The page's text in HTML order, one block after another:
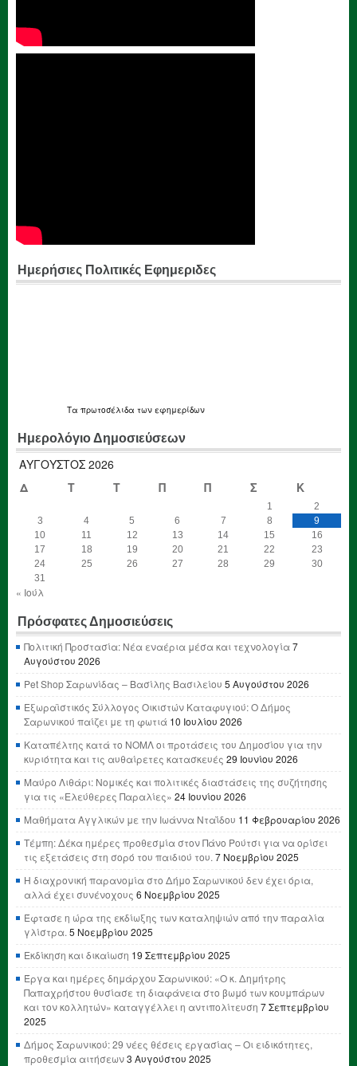
Ημερήσιες Πολιτικές Εφημεριδες
Τα πρωτοσέλιδα των εφημερίδων
Ημερολόγιο Δημοσιεύσεων
ΑΎΓΟΥΣΤΟΣ 2026
Δ
Τ Τ Π Π Σ Κ
1
2
3
4 5 6 7 8
9
10
11 12 13 14 15
16
17
18 19 20 21 22
23
24
25 26 27 28 29
30
31
« Ιούλ
Πρόσφατες Δημοσιεύσεις
Πολιτική Προστασία: Νέα εναέρια μέσα και τεχνολογία7
Αυγούστου 2026
Pet Shop Σαρωνίδας – Βασίλης Βασιλείου 5 Αυγούστου 2026
Εξωραϊστικός Σύλλογος Οικιστών Καταφυγιού: Ο Δήμος
Σαρωνικού παίζει με τη φωτιά 10 Ιουλίου 2026
Καταπέλτης κατά το ΝΟΜΛ οι προτάσεις του Δημοσίου για την
κυριότητα και τις αυθαίρετες κατασκευές 29 Ιουνίου 2026
Μαύρο Λιθάρι: Νομικές και πολιτικές διαστάσεις της συζήτησης
για τις «Ελεύθερες Παραλίες» 24 Ιουνίου 2026
Μαθήματα Αγγλικών με την Ιωάννα Νταΐδου 11 Φεβρουαρίου 2026
Τέμπη: Δέκα ημέρες προθεσμία στον Πάνο Ρούτσι για να ορίσει
τις εξετάσεις στη σορό του παιδιού του. 7 Νοεμβρίου 2025
Η διαχρονική παρανομία στο Δήμο Σαρωνικού δεν έχει όρια,
αλλά έχει συνένοχους 6 Νοεμβρίου 2025
Έφτασε η ώρα της εκδίωξης των καταληψιών από την παραλία
γλίστρα. 5 Νοεμβρίου 2025
Εκδίκηση και δικαίωση 19 Σεπτεμβρίου 2025
Έργα και ημέρες δημάρχου Σαρωνικού: «Ο κ. Δημήτρης
Παπαχρήστου θυσίασε τη διαφάνεια στο βωμό των κουμπάρων
και τον κολλητών» καταγγέλλει η αντιπολίτευση 7 Σεπτεμβρίου
2025
Δήμος Σαρωνικού: 29 νέες θέσεις εργασίας – Οι ειδικότητες,
προθεσμία αιτήσεων3 Αυγούστου 2025